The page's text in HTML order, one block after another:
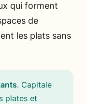
qui forment
de
les plats sans
. Capitale
plates et